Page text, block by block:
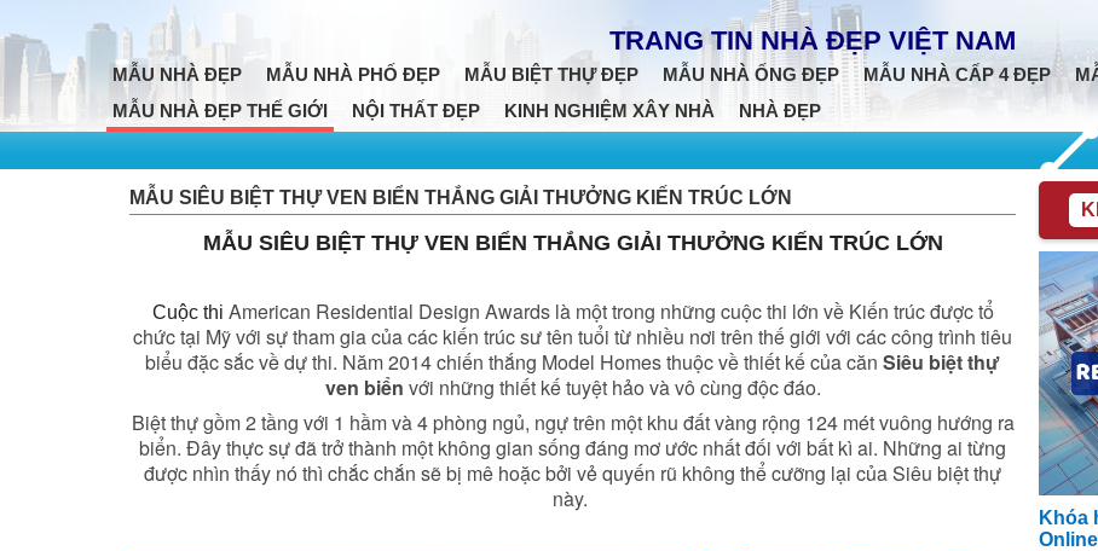
TRANG TIN NHÀ ĐẸP VIỆT NAM
MẪU NHÀ ĐẸP MẪU NHÀ PHỐ ĐẸP MẪU BIỆT THỰ ĐẸP MẪU NHÀ ỐNG ĐẸP MẪU NHÀ CẤP 4 ĐẸP
MẪU NHÀ ĐẸP THẾ GIỚI
NỘI THẤT ĐẸP KINH NGHIỆM XÂY NHÀ NHÀ ĐẸP
MẪU SIÊU BIỆT THỰ VEN BIỂN THẮNG GIẢI THƯỞNG KIẾN TRÚC LỚN
MẪU SIÊU BIỆT THỰ VEN BIỂN THẮNG GIẢI THƯỞNG KIẾN TRÚC LỚN
Cuộc thi American Residential Design Awards là một trong những cuộc thi lớn về Kiến trúc được tổ
chức tại Mỹ với sự tham gia của các kiến trúc sư tên tuổi từ nhiều nơi trên thế giới với các công trình tiêu
biểu đặc sắc về dự thi. Năm 2014 chiến thắng Model Homes thuộc về thiết kế của cănSiêu biệt thự
ven biển với những thiết kế tuyệt hảo và vô cùng độc đáo.
Biệt thự gồm 2 tầng với 1 hầm và 4 phòng ngủ, ngự trên một khu đất vàng rộng 124 mét vuông hướng ra
biển. Đây thực sự đã trở thành một không gian sống đáng mơ ước nhất đối với bất kì ai. Những ai từng
được nhìn thấy nó thì chắc chắn sẽ bị mê hoặc bởi vẻ quyến rũ không thể cưỡng lại của Siêu biệt thự
này.
Khóa
Online